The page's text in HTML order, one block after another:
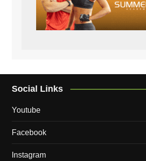
Social Links
Youtube
Facebook
Instagram